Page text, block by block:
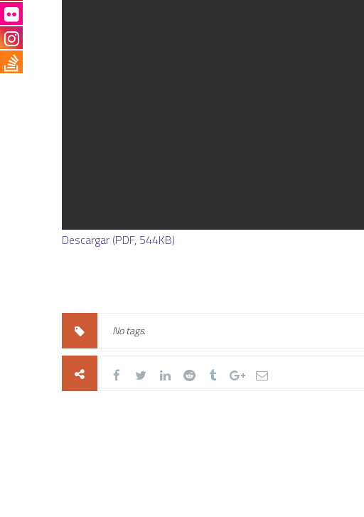
Descargar (PDF, 544KB)
No tags.